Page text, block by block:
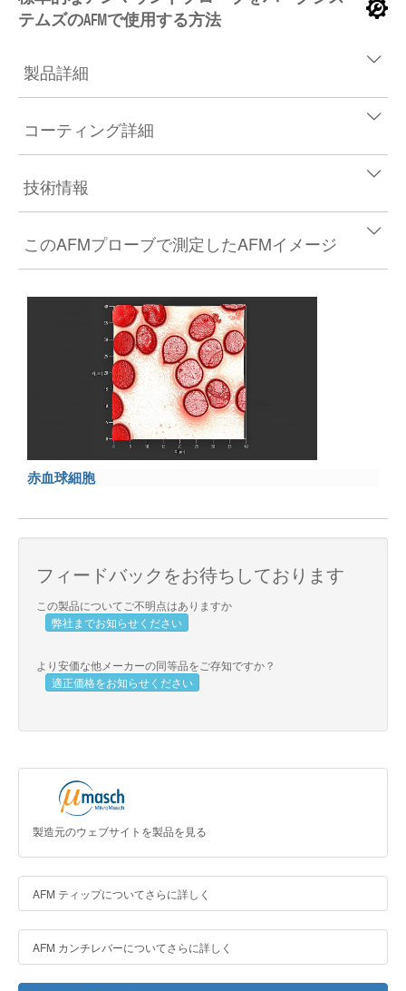
テムズのAFMで使用する方法
製品詳細
コーティング詳細
技術情報
このAFMプローブで測定したAFMイメージ
赤血球細胞
フィードバックをお待ちしております
この製品についてご不明点はありますか
弊社までお知らせください
より安価な他メーカーの同等品をご存知ですか？
適正価格をお知らせください
製造元のウェブサイトを製品を見る
AFM ティップについてさらに詳しく
AFM カンチレバーについてさらに詳しく